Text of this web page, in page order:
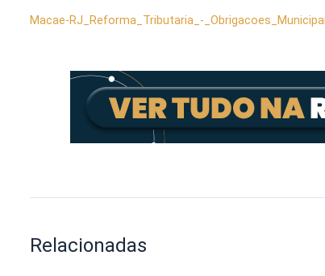
Macae-RJ_Reforma_Tributaria_-
Relacionadas